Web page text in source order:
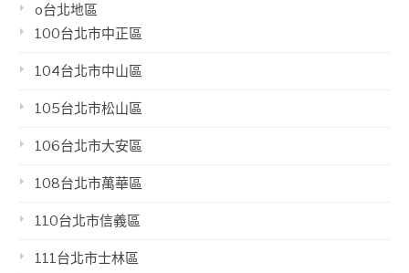
o台北地區
100台北市中正區
104台北市中山區
105台北市松山區
106台北市大安區
108台北市萬華區
110台北市信義區
111台北市士林區